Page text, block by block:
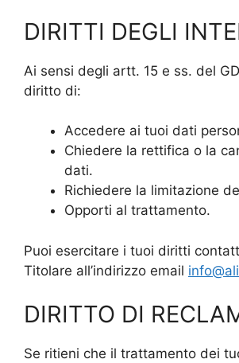
DIRITTI DEGLI
Ai sensi degli artt. 15 e ss. del
diritto di:
Accedere ai tuoi dati
Chiedere la rettifica o la
dati.
Richiedere la limitazione
Opporti al trattamento.
Puoi esercitare i tuoi diritti
Titolare all’indirizzo email
DIRITTO DI
Se ritieni che il trattamento dei